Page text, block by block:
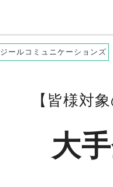
ジールコミュニケーションズ
【 皆様対象
大